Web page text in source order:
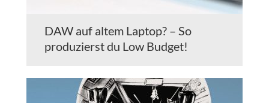
DAW auf altem Laptop? – So
produzierst du Low Budget!